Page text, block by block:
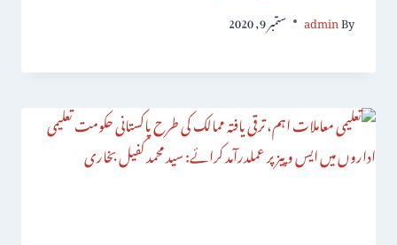
By
admin ستمبر 9, 2020